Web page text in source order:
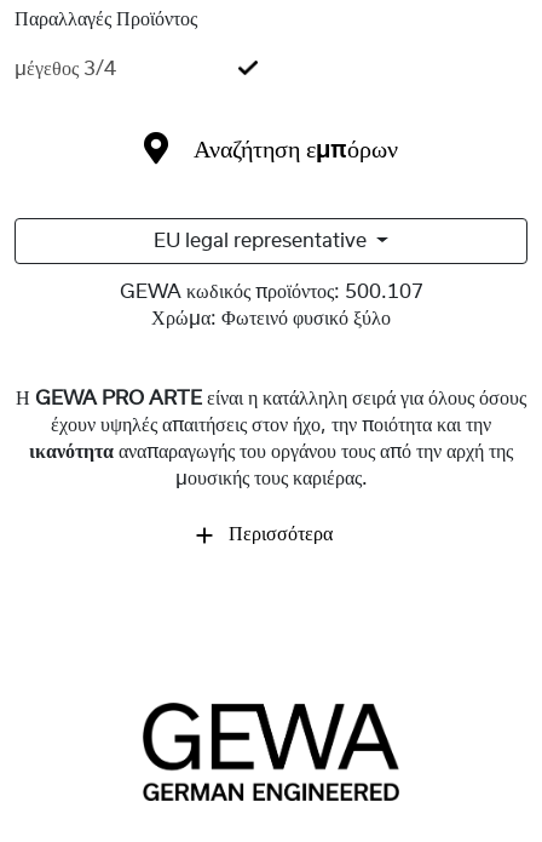
Παραλλαγές Προϊόντος
μέγεθος 3/4
Αναζήτηση εμπόρων
EU legal representative
GEWA κωδικός προϊόντος: 500.107
Χρώμα: Φωτεινό φυσικό ξύλο
Η GEWA PRO ARTE είναι η κατάλληλη σειρά για όλους όσους
έχουν υψηλές απαιτήσεις στον ήχο, την ποιότητα και την
ικανότητα αναπαραγωγής του οργάνου τους από την αρχή της
μουσικής τους καριέρας.
Περισσότερα